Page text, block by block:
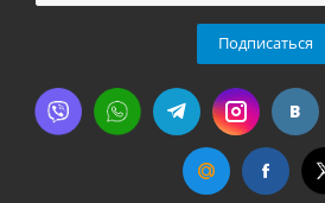
Подписаться